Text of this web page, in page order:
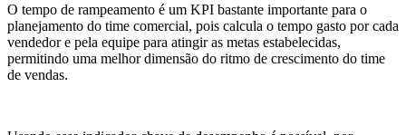
O tempo de rampeamento é um KPI bastante importante para o
planejamento do time comercial, pois calcula o tempo gasto por cada
vendedor e pela equipe para atingir as metas estabelecidas,
permitindo uma melhor dimensão do ritmo de crescimento do time
de vendas.